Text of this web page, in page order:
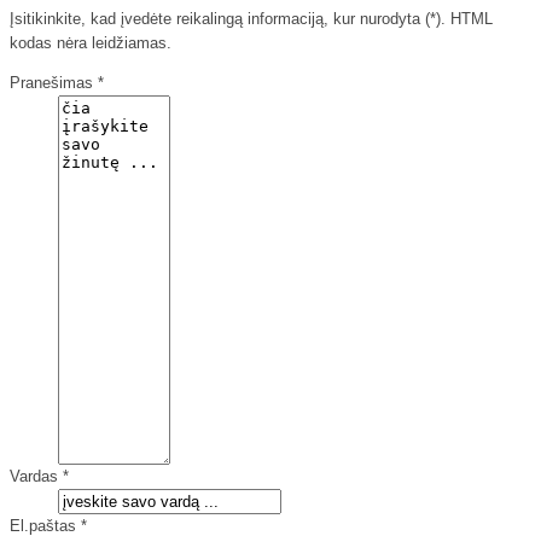
Įsitikinkite, kad įvedėte reikalingą informaciją, kur nurodyta (*). HTML
kodas nėra leidžiamas.
Pranešimas *
Vardas *
El.paštas *